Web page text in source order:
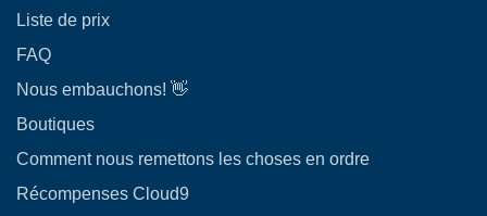
Liste de prix
FAQ
Nous embauchons! 👋
Boutiques
Comment nous remettons les choses en ordre
Récompenses Cloud9